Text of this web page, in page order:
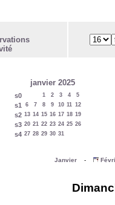
janvier 2025
s0 1 2 3 4 5
s1 6 7 8 9 10 11 12
s2 13 14 15 16 17 18 19
s3 20 21 22 23 24 25 26
s4 27 28 29 30 31
Janvier-